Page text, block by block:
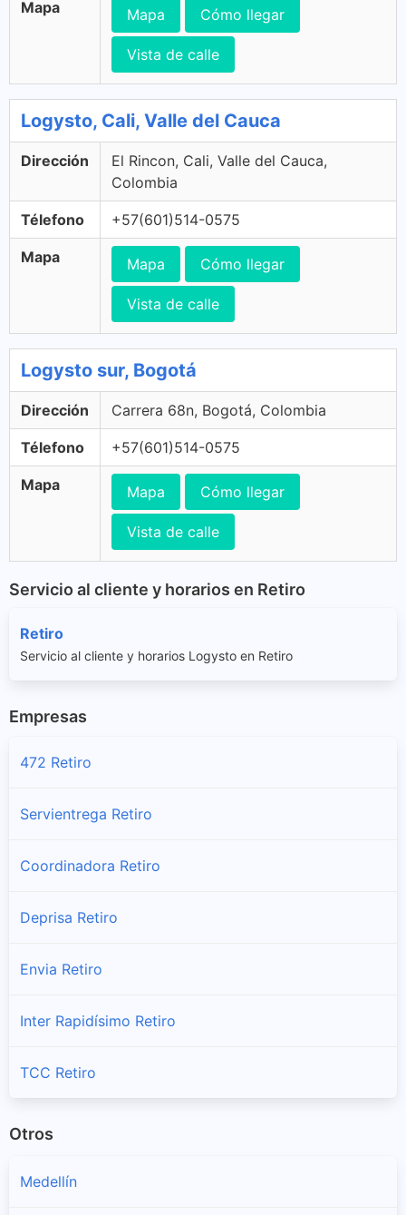
Mapa Mapa Cómo llegar
Vista de calle
Logysto, Cali, Valle del Cauca
Dirección
El Rincon, Cali, Valle del Cauca,
Colombia
Télefono +57(601)514-0575
Mapa Mapa Cómo llegar
Vista de calle
Logysto sur, Bogotá
Dirección Carrera 68n, Bogotá, Colombia
Télefono +57(601)514-0575
Mapa Mapa Cómo llegar
Vista de calle
Servicio al cliente y horarios en Retiro
Retiro
Servicio al cliente y horarios Logysto en Retiro
Empresas
472 Retiro
Servientrega Retiro
Coordinadora Retiro
Deprisa Retiro
Envia Retiro
Inter Rapidísimo Retiro
TCC Retiro
Otros
Medellín